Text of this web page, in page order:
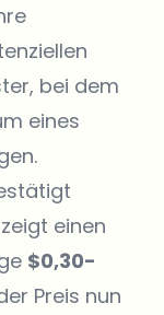
bei dem
eines
einen
$0,30-
Preis nun